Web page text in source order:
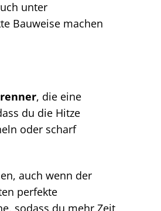
unter
Bauweise machen
, die eine
du die Hitze
oder scharf
auch wenn der
perfekte
sodass du mehr Zeit